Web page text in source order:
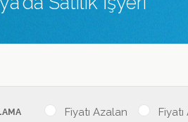
Fiyatı Azalan